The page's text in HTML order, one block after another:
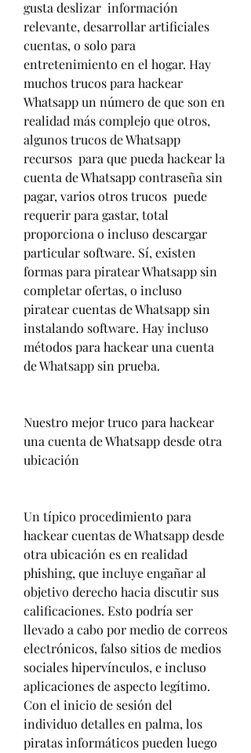
gusta deslizar  información
relevante, desarrollar artificiales
cuentas, o solo para
entretenimiento en el hogar. Hay
muchos trucos para hackear
Whatsapp un número de que son en
realidad más complejo que otros,
algunos trucos de Whatsapp
recursos  para que pueda hackear la
cuenta de Whatsapp contraseña sin
pagar, varios otros trucos  puede
requerir para gastar, total
proporciona o incluso descargar
particular software. Sí, existen
formas para piratear Whatsapp sin
completar ofertas, o incluso
piratear cuentas de Whatsapp sin
instalando software. Hay incluso
métodos para hackear una cuenta
de Whatsapp sin prueba.
Nuestro mejor truco para hackear
una cuenta de Whatsapp desde otra
ubicación
Un típico procedimiento para
hackear cuentas de Whatsapp desde
otra ubicación es en realidad
phishing, que incluye engañar al
objetivo derecho hacia discutir sus
calificaciones. Esto podría ser
llevado a cabo por medio de correos
electrónicos, falso sitios de medios
sociales hipervínculos, e incluso
aplicaciones de aspecto legítimo.
Con el inicio de sesión del
individuo detalles en palma, los
piratas informáticos pueden luego